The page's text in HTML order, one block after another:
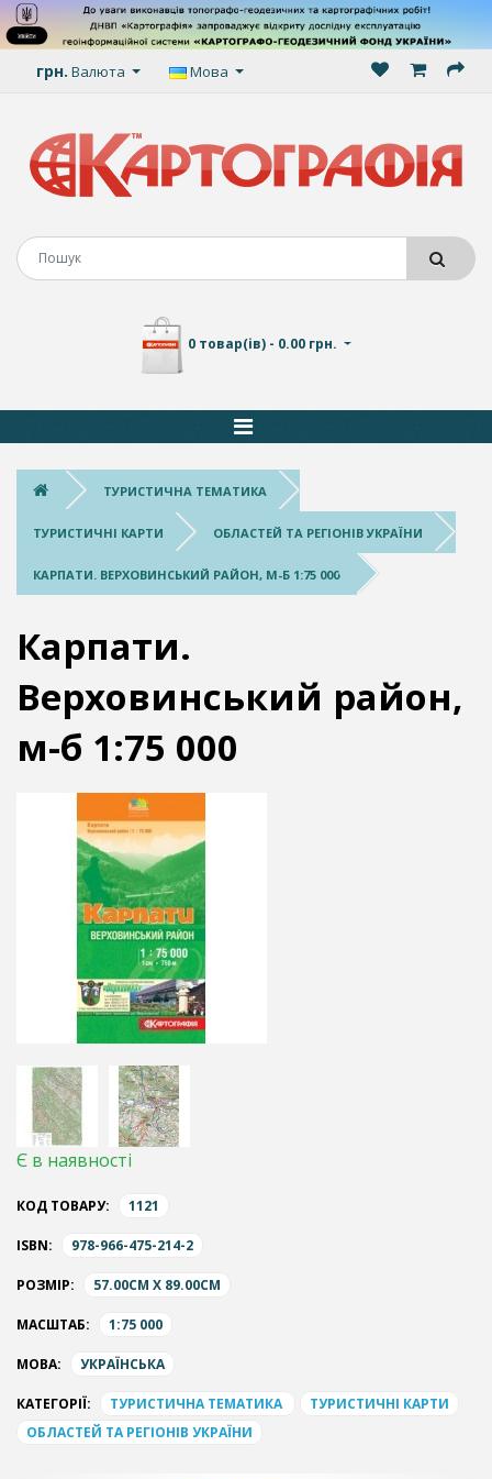
грн. Валюта Мова
0 товар(ів) - 0.00 грн.
ТУРИСТИЧНА ТЕМАТИКА
ТУРИСТИЧНІ КАРТИ ОБЛАСТЕЙ ТА РЕГІОНІВ УКРАЇНИ
КАРПАТИ. ВЕРХОВИНСЬКИЙ РАЙОН, М-Б 1:75 000
Карпати.
Верховинський район,
м-б 1:75 000
Є в наявності
КОД ТОВАРУ: 1121
ISBN: 978-966-475-214-2
РОЗМІР: 57.00CM X 89.00CM
МАСШТАБ: 1:75 000
МОВА: УКРАЇНСЬКА
КАТЕГОРІЇ: ТУРИСТИЧНА ТЕМАТИКА
ТУРИСТИЧНІ КАРТИ
ОБЛАСТЕЙ ТА РЕГІОНІВ УКРАЇНИ